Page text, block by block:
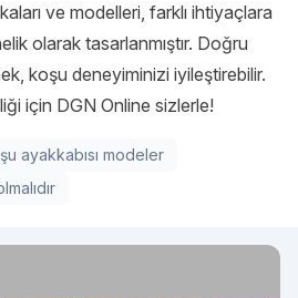
ve modelleri, farklı ihtiyaçlara
olarak tasarlanmıştır. Doğru
koşu deneyiminizi iyileştirebilir.
için DGN Online sizlerle!
ayakkabısı modeler